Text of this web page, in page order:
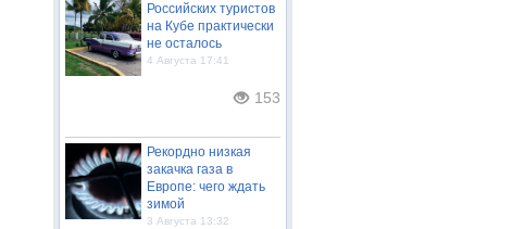
Российских туристов
на Кубе практически
не осталось
4 Августа 17:41
153
Рекордно низкая
закачка газа в
Европе: чего ждать
зимой
3 Августа 13:32